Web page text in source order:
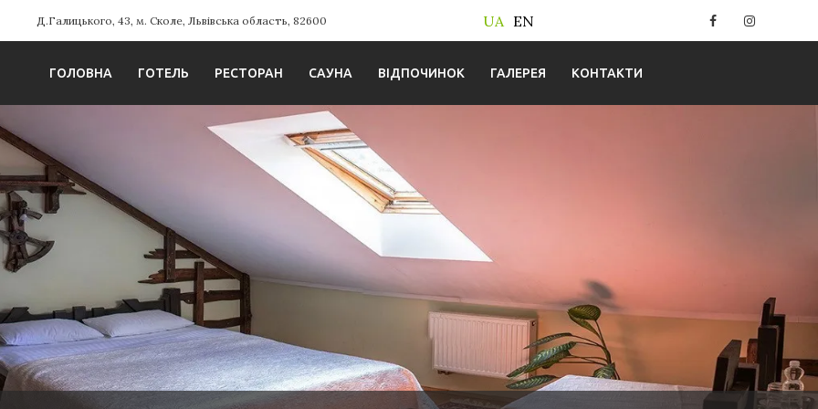
UA EN
Д.Галицького, 43, м. Сколе, Львівська область, 82600 Facebook
ГОЛОВНА ГОТЕЛЬ РЕСТОРАН САУНА ВІДПОЧИНОК ГАЛЕРЕЯ КОНТАКТИ